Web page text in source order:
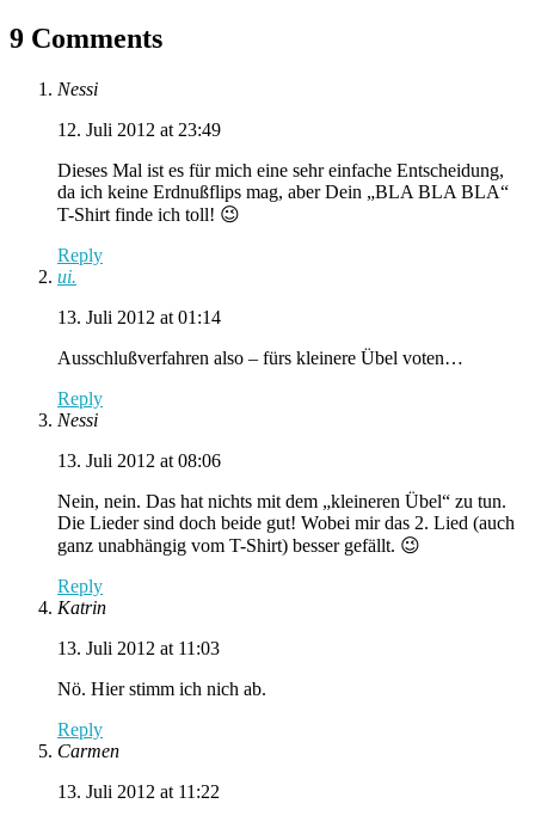
9 Comments
Nessi
12. Juli 2012 at 23:49
Dieses Mal ist es für mich eine sehr einfache Entscheidung,
da ich keine Erdnußflips mag, aber Dein „BLA BLA BLA“
T-Shirt finde ich toll! 😉
Reply
ui.
13. Juli 2012 at 01:14
Ausschlußverfahren also – fürs kleinere Übel voten…
Reply
Nessi
13. Juli 2012 at 08:06
Nein, nein. Das hat nichts mit dem „kleineren Übel“ zu tun.
Die Lieder sind doch beide gut! Wobei mir das 2. Lied (auch
ganz unabhängig vom T-Shirt) besser gefällt. 😉
Reply
Katrin
13. Juli 2012 at 11:03
Nö. Hier stimm ich nich ab.
Reply
Carmen
13. Juli 2012 at 11:22